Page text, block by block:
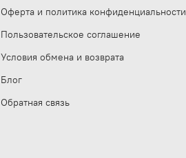
Оферта и политика конфиденциальности
Пользовательское соглашение
Условия обмена и возврата
Блог
Обратная связь